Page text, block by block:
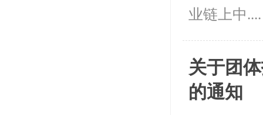
业链上中....
关于团
的通知